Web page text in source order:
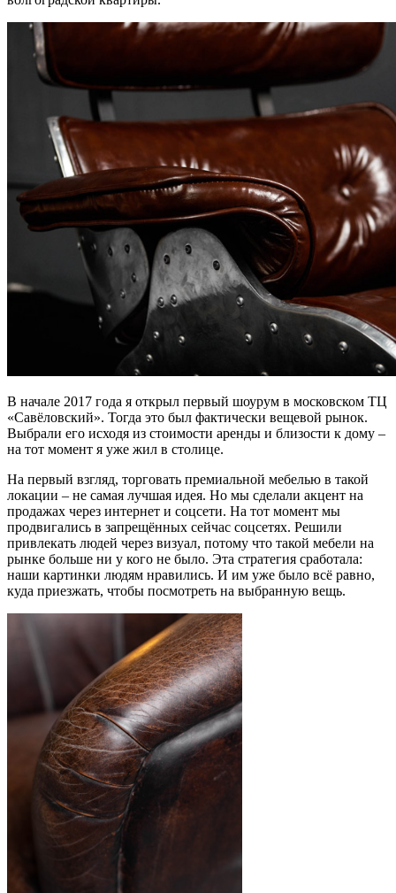
В начале 2017 года я открыл первый шоурум в московском ТЦ
«Савёловский». Тогда это был фактически вещевой рынок.
Выбрали его исходя из стоимости аренды и близости к дому –
на тот момент я уже жил в столице.
На первый взгляд, торговать премиальной мебелью в такой
локации – не самая лучшая идея. Но мы сделали акцент на
продажах через интернет и соцсети. На тот момент мы
продвигались в запрещённых сейчас соцсетях. Решили
привлекать людей через визуал, потому что такой мебели на
рынке больше ни у кого не было. Эта стратегия сработала:
наши картинки людям нравились. И им уже было всё равно,
куда приезжать, чтобы посмотреть на выбранную вещь.